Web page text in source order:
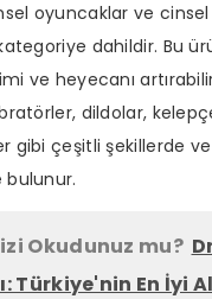
oyuncaklar ve
dahildir. Bu
ve heyecanı
dildolar,
gibi çeşitli şekillerde ve
Okudunuz mu?
Türkiye'nin En İyi